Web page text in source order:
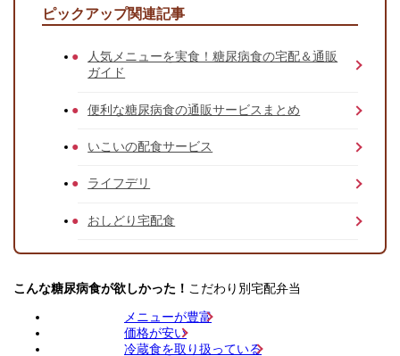
ピックアップ関連記事
人気メニューを実食！糖尿病食の宅配＆通販
ガイド
便利な糖尿病食の通販サービスまとめ
いこいの配食サービス
ライフデリ
おしどり宅配食
こんな糖尿病食が欲しかった！ こだわり別宅配弁当
メニューが豊富
価格が安い
冷蔵食を取り扱っている